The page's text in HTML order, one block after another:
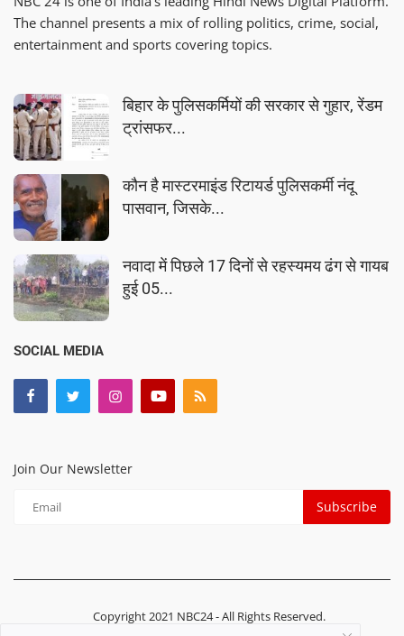
The channel presents a mix of rolling politics, crime, social,
entertainment and sports covering topics.
बिहार के पुलिसकर्मियों की सरकार से गुहार, रेंडम
ट्रांसफर...
कौन है मास्टरमाइंड रिटायर्ड पुलिसकर्मी नंदू
पासवान, जिसके...
नवादा में पिछले 17 दिनों से रहस्यमय ढंग से गायब
हुई 05...
SOCIAL MEDIA
Join Our Newsletter
Subscribe
Copyright 2021 NBC24 - All Rights Reserved.